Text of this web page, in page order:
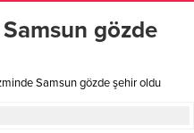
gözde
Samsun gözde şehir oldu